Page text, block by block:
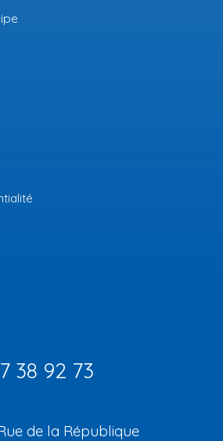
38 92 73
de la République